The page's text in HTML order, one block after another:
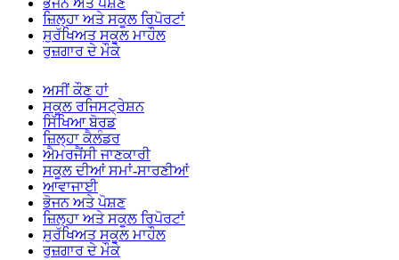
ਭੋਜਨ ਅਤੇ ਪੋਸ਼ਣ
ਜ਼ਿਲ੍ਹਾ ਅਤੇ ਸਕੂਲ ਰਿਪੋਰਟਾਂ
ਸੁਰੱਖਿਅਤ ਸਕੂਲ ਮਾਹੌਲ
ਰੁਜ਼ਗਾਰ ਦੇ ਮੌਕੇ
ਅਸੀਂ ਕੌਣ ਹਾਂ
ਸਕੂਲ ਰਜਿਸਟ੍ਰੇਸ਼ਨ
ਸਿੱਖਿਆ ਬੋਰਡ
ਜ਼ਿਲ੍ਹਾ ਕੈਲੰਡਰ
ਐਮਰਜੈਂਸੀ ਜਾਣਕਾਰੀ
ਸਕੂਲ ਦੀਆਂ ਸਮਾਂ-ਸਾਰਣੀਆਂ
ਆਵਾਜਾਈ
ਭੋਜਨ ਅਤੇ ਪੋਸ਼ਣ
ਜ਼ਿਲ੍ਹਾ ਅਤੇ ਸਕੂਲ ਰਿਪੋਰਟਾਂ
ਸੁਰੱਖਿਅਤ ਸਕੂਲ ਮਾਹੌਲ
ਰੁਜ਼ਗਾਰ ਦੇ ਮੌਕੇ